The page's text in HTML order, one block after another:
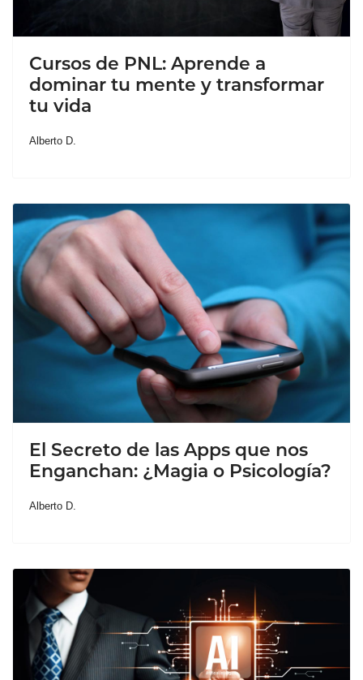
Cursos de PNL: Aprende a
dominar tu mente y transformar
tu vida
Alberto D.
El Secreto de las Apps que nos
Enganchan: ¿Magia o Psicología?
Alberto D.